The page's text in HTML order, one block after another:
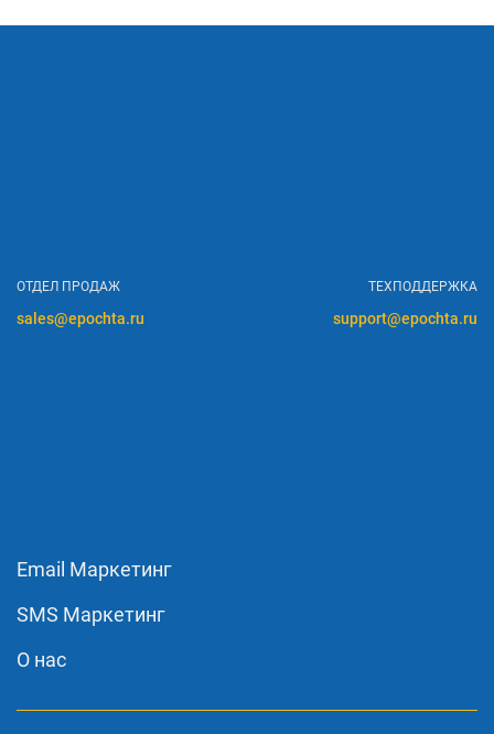
ОТДЕЛ ПРОДАЖ
sales@epochta.ru
ТЕХПОДДЕРЖКА
support@epochta.ru
Email Маркетинг
SMS Маркетинг
О нас